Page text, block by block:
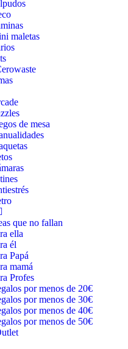
maletas
de mesa
que no fallan
ella
él
Papá
mamá
Profes
por menos de 20€
por menos de 30€
por menos de 40€
por menos de 50€